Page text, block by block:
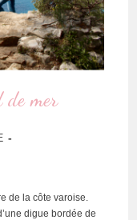
mer
de la côte varoise.
digue bordée de